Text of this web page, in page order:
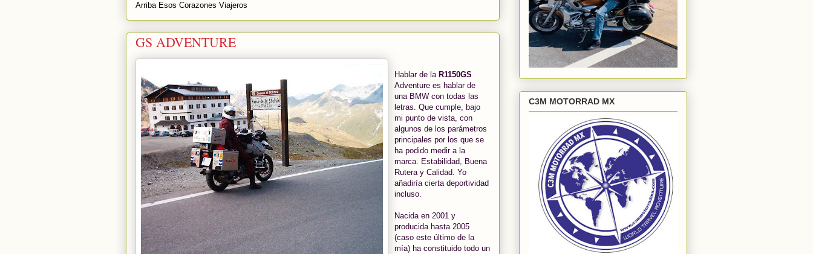
Arriba Esos Corazones Viajeros
GS ADVENTURE
Hablar de la R1150GS
Adventure es hablar de
una BMW con todas las
letras. Que cumple, bajo
mi punto de vista, con
algunos de los parámetros
principales por los que se
ha podido medir a la
marca. Estabilidad, Buena
Rutera y Calidad. Yo
añadiría cierta deportividad
incluso.
Nacida en 2001 y
producida hasta 2005
(caso este último de la
mía) ha constituido todo un
C3M MOTORRAD MX